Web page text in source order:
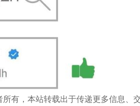
有，本站转载出于传递更多信息、